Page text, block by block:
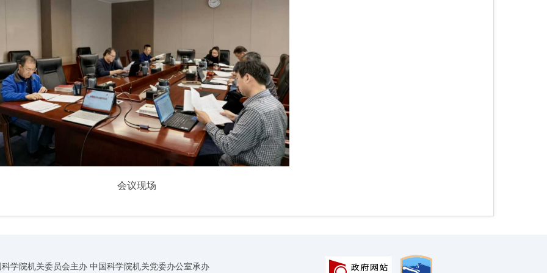
会议现场
学院机关委员会主办 中国科学院机关党委办公室承办